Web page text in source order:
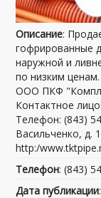
Описание:
гофрированные
наружной и
по низким
ООО ПКФ
Контактное
Телефон: (843)
Васильченко, д.
http:/
Телефон: (843)
Дата публикации